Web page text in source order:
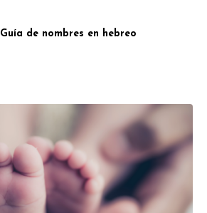
Guía de nombres en hebreo